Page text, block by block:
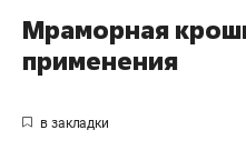
Мраморная
применения